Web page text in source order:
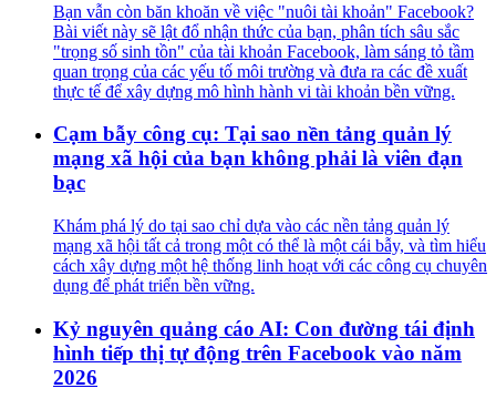
Bạn vẫn còn băn khoăn về việc "nuôi tài khoản" Facebook?
Bài viết này sẽ lật đổ nhận thức của bạn, phân tích sâu sắc
"trọng số sinh tồn" của tài khoản Facebook, làm sáng tỏ tầm
quan trọng của các yếu tố môi trường và đưa ra các đề xuất
thực tế để xây dựng mô hình hành vi tài khoản bền vững.
Cạm bẫy công cụ: Tại sao nền tảng quản lý
mạng xã hội của bạn không phải là viên đạn
bạc
Khám phá lý do tại sao chỉ dựa vào các nền tảng quản lý
mạng xã hội tất cả trong một có thể là một cái bẫy, và tìm hiểu
cách xây dựng một hệ thống linh hoạt với các công cụ chuyên
dụng để phát triển bền vững.
Kỷ nguyên quảng cáo AI: Con đường tái định
hình tiếp thị tự động trên Facebook vào năm
2026